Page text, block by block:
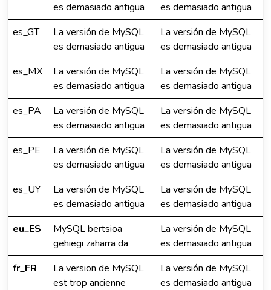
es demasiado antigua
es demasiado antigua
es_GT
La versión de MySQL
es demasiado antigua
La versión de MySQL
es demasiado antigua
es_MX
La versión de MySQL
es demasiado antigua
La versión de MySQL
es demasiado antigua
es_PA
La versión de MySQL
es demasiado antigua
La versión de MySQL
es demasiado antigua
es_PE
La versión de MySQL
es demasiado antigua
La versión de MySQL
es demasiado antigua
es_UY
La versión de MySQL
es demasiado antigua
La versión de MySQL
es demasiado antigua
eu_ES
MySQL bertsioa
gehiegi zaharra da
La versión de MySQL
es demasiado antigua
fr_FR
La version de MySQL
est trop ancienne
La versión de MySQL
es demasiado antigua